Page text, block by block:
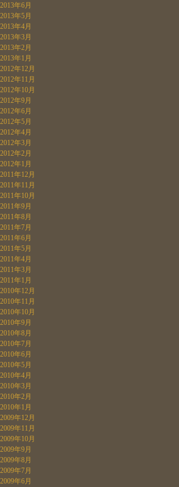
2013年6月
2013年5月
2013年4月
2013年3月
2013年2月
2013年1月
2012年12月
2012年11月
2012年10月
2012年9月
2012年6月
2012年5月
2012年4月
2012年3月
2012年2月
2012年1月
2011年12月
2011年11月
2011年10月
2011年9月
2011年8月
2011年7月
2011年6月
2011年5月
2011年4月
2011年3月
2011年1月
2010年12月
2010年11月
2010年10月
2010年9月
2010年8月
2010年7月
2010年6月
2010年5月
2010年4月
2010年3月
2010年2月
2010年1月
2009年12月
2009年11月
2009年10月
2009年9月
2009年8月
2009年7月
2009年6月